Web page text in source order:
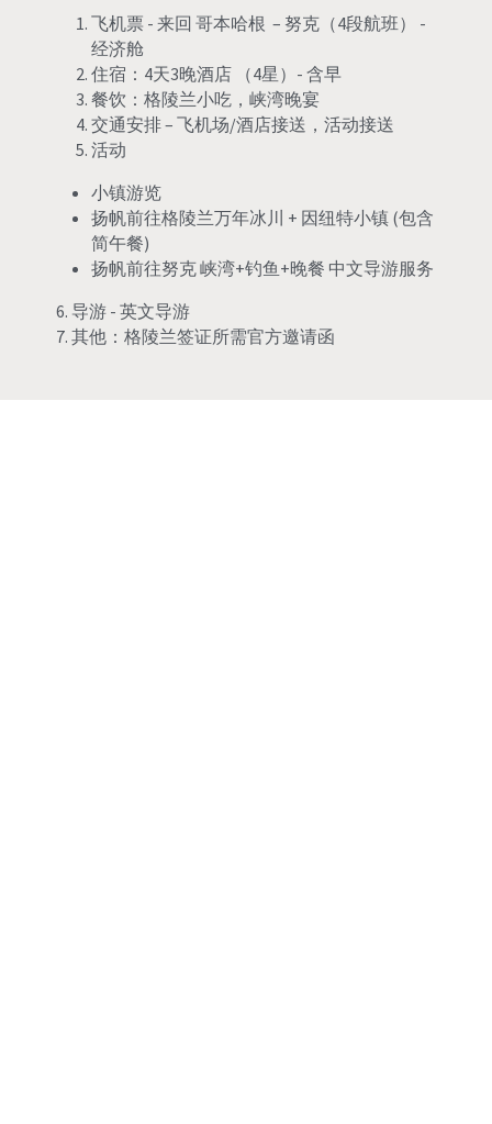
飞机票 - 来回 哥本哈根  – 努克（4段航班） -
经济舱
住宿：4天3晚酒店 （4星）- 含早
餐饮：格陵兰小吃，峡湾晚宴
交通安排 – 飞机场/酒店接送，活动接送
活动
小镇游览
扬帆前往格陵兰万年冰川 + 因纽特小镇 (包含
简午餐)
扬帆前往努克 峡湾+钓鱼+晚餐 中文导游服务
6. 导游 - 英文导游
7. 其他：格陵兰签证所需官方邀请函